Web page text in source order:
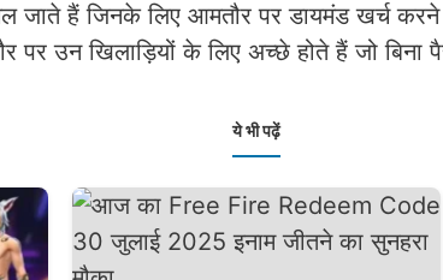
जाते हैं जिनके लिए आमतौर पर डायमंड खर्च
उन खिलाड़ियों के लिए अच्छे होते हैं जो बिना
ये भी पढ़ें